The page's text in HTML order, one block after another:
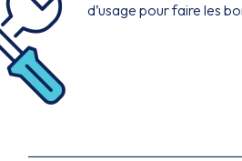
d’usage pour faire les